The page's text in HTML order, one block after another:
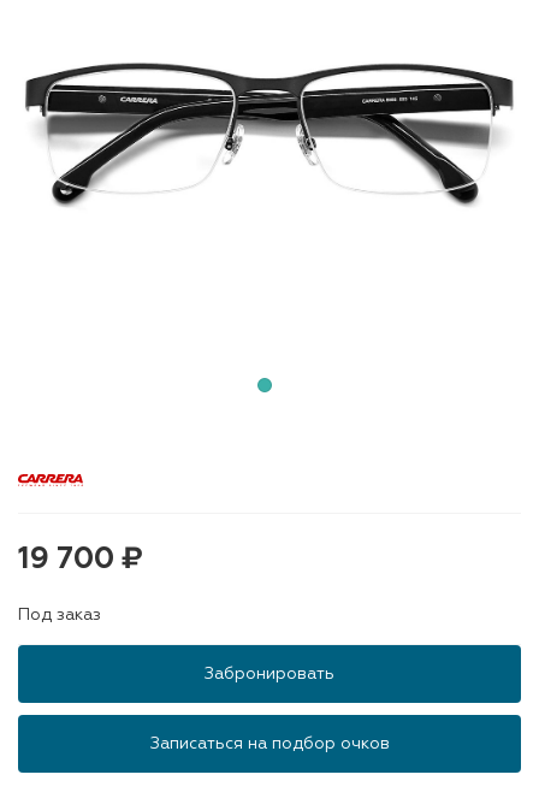
19 700 ₽
Под заказ
Забронировать
Записаться на подбор очков